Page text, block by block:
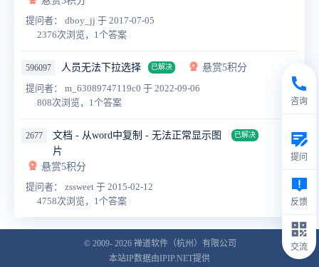
提问者： dboy_jj 于 2017-07-05
2376次浏览，1个答案
596097 人员无法下拉选择 已解决
悬赏5积分
提问者： m_63089747119c0 于 2022-09-06
808次浏览，1个答案
2677
文档 - 从word中复制 - 无法正常显示图
片
已解决
悬赏5积分
提问者： zssweet 于 2015-02-12
4758次浏览，1个答案
© 2009- 2026 禅道软件（杭州）有限公司
本站IP数据由IPIP.NET提供
咨询
提问
反馈
交流